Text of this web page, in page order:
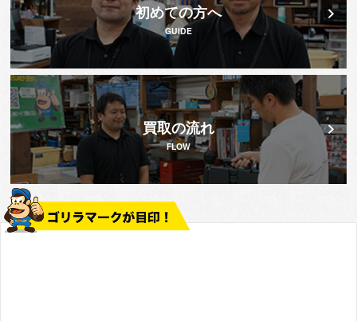
初めての方へ
GUIDE
買取の流れ
FLOW